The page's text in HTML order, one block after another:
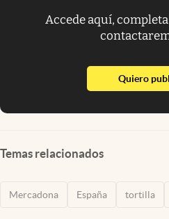
Accede aquí,
Quiero
Temas relacionados
Mercadona España tortilla